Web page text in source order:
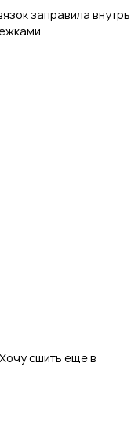
заправила внутрь
сшить еще в